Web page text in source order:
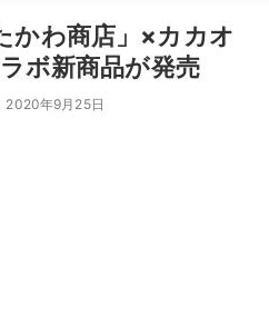
かわ商店」×カカオ
ボ新商品が発売
2020年9月25日